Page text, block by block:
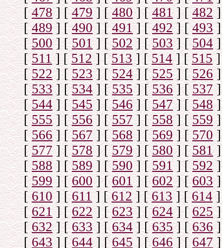
[478] [479] [480] [481] [482]
[489] [490] [491] [492] [493]
[500] [501] [502] [503] [504]
[511] [512] [513] [514] [515]
[522] [523] [524] [525] [526]
[533] [534] [535] [536] [537]
[544] [545] [546] [547] [548]
[555] [556] [557] [558] [559]
[566] [567] [568] [569] [570]
[577] [578] [579] [580] [581]
[588] [589] [590] [591] [592]
[599] [600] [601] [602] [603]
[610] [611] [612] [613] [614]
[ 621] [622] [623] [624] [625]
[632] [633] [634] [635] [636]
[643] [644] [645] [646] [ 647]